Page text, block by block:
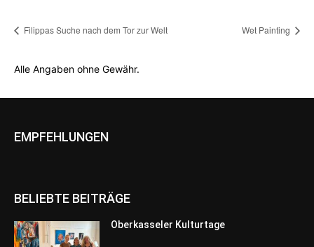
Filippas Suche nach dem Tor zur Welt Wet Painting
Alle Angaben ohne Gewähr.
EMPFEHLUNGEN
BELIEBTE BEITRÄGE
Oberkasseler Kulturtage